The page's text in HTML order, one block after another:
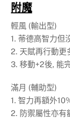
附魔
輕風 (輸出型)
1. 蒂德高智力但
2. 天賦再行動更
3. 移動+2後, 能
滿月 (輔助型)
1. 智力再額外
2. 防禦屬性亦有